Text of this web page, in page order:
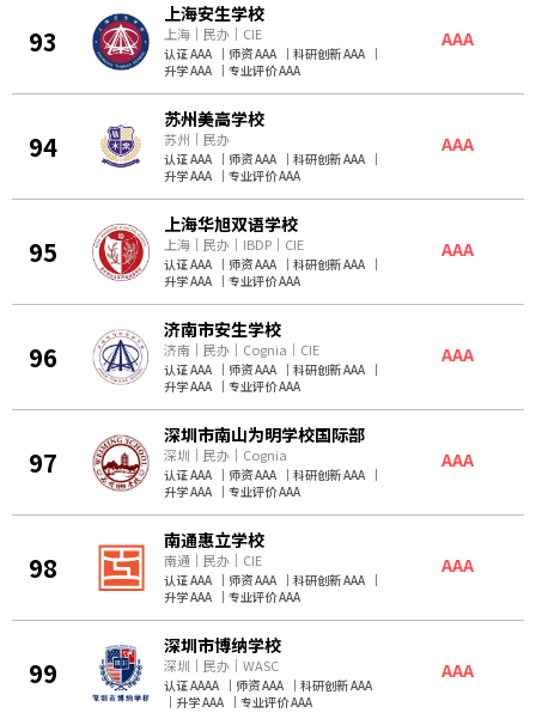
93
上海安生学校
上海 ｜ 民办 ｜ CIE
认证 AAA ｜ 师资 AAA ｜科研创新 AAA ｜
升学 AAA ｜专业评价 AAA
AAA
94
苏州美高学校
苏州 ｜ 民办
认证 AAA ｜ 师资 AAA ｜科研创新 AAA ｜
升学 AAA ｜专业评价 AAA
AAA
95
上海华旭双语学校
上海 ｜ 民办 ｜ IBDP ｜ CIE
认证 AAA ｜ 师资 AAA ｜科研创新 AAA ｜
升学 AAA ｜专业评价 AAA
AAA
96
济南市安生学校
济南 ｜ 民办 ｜ Cognia ｜ CIE
认证 AAA ｜ 师资 AAA ｜科研创新 AAA ｜
升学 AAA ｜专业评价 AAA
AAA
97
深圳市南山为明学校国际部
深圳 ｜ 民办 ｜ Cognia
认证 AAA ｜ 师资 AAA ｜科研创新 AAA ｜
升学 AAA ｜专业评价 AAA
AAA
98
南通惠立学校
南通 ｜ 民办 ｜ CIE
认证 AAA ｜ 师资 AAA ｜科研创新 AAA ｜
升学 AAA ｜专业评价 AAA
AAA
99
深圳市博纳学校
深圳 ｜ 民办 ｜WASC
认证 AAAA ｜ 师资 AAA ｜科研创新 AAA
｜升学 AAA ｜专业评价 AAA
AAA